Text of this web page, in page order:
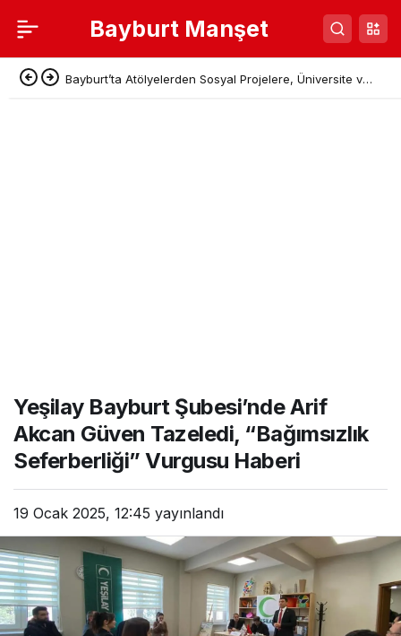
Bayburt Manşet
Bayburt’ta Atölyelerden Sosyal Projelere, Üniversite ve
Yeşilay Bayburt Şubesi’nde Arif
Akcan Güven Tazeledi, “Bağımsızlık
Seferberliği” Vurgusu Haberi
19 Ocak 2025, 12:45 yayınlandı